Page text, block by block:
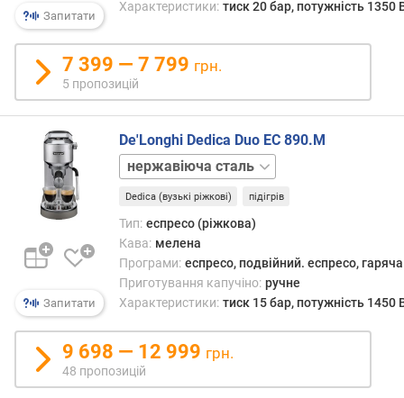
в
и
с
о
т
а
а
ш
и
(
м
м
к
о
н
т
е
Запитати
Характеристики: тиск 20 бар, потужність 1350
7 399 — 7 799 грн.
5 пропозицій
Запитати
De'Longhi Dedica Duo EC 890.M
білий
зелений
Dedica (вузькі ріжкові) підігрів
Тип: еспресо (ріжкова)
Кава: мелена
Програми: еспресо, подвійний. еспресо,
Приготування капучіно: ручне
Характеристики: тиск 15 бар, потужність 1450
9 698 — 12 999 грн.
48 пропозицій